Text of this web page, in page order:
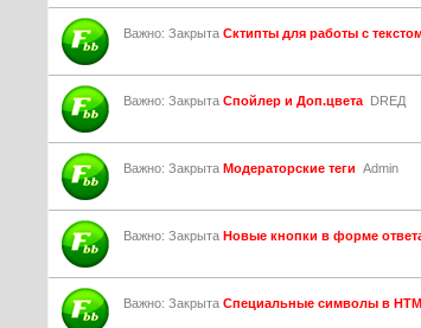
Важно: ЗакрытаСктипты для работы с
Важно: ЗакрытаСпойлер и Доп.цвета DREД
Важно: ЗакрытаМодераторские теги Admin
Важно: ЗакрытаНовые кнопки в форме
Важно: ЗакрытаСпециальные символы в